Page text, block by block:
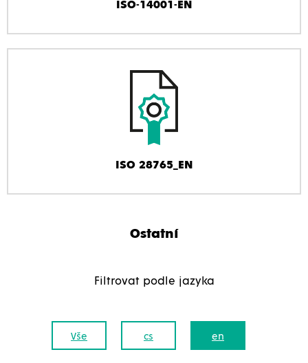
ISO-14001-EN
ISO 28765_EN
Ostatní
Filtrovat podle jazyka
Vše cs en